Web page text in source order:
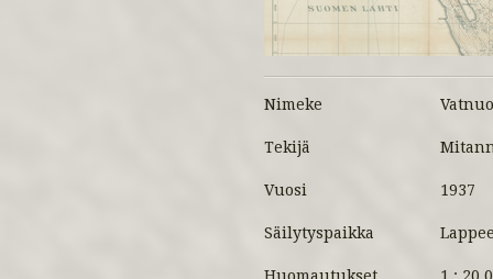
Nimeke
Tekijä
Vuosi 1937
Säilytyspaikka